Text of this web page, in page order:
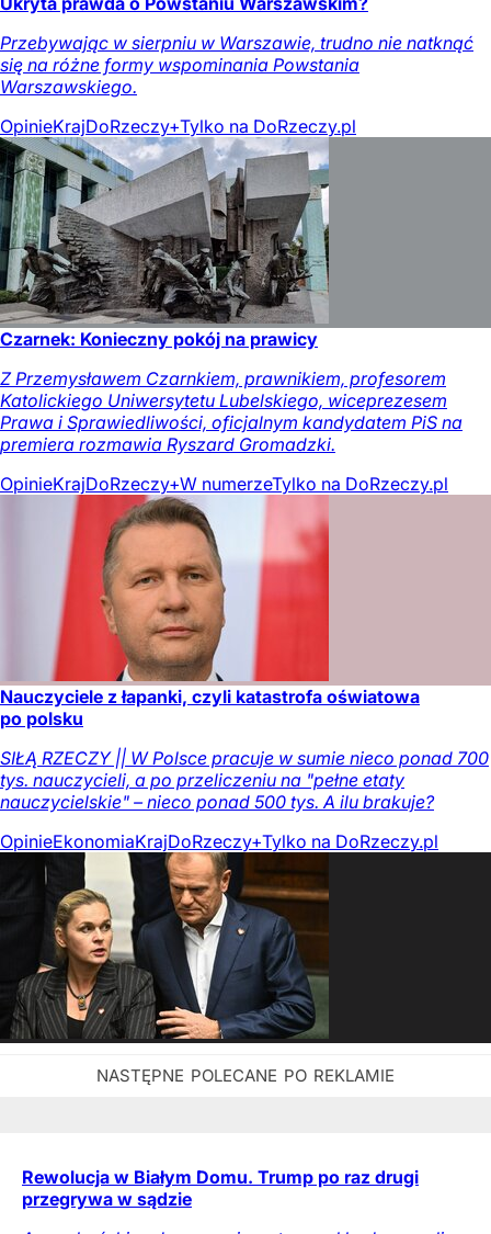
Przebywając w sierpniu w Warszawie, trudno nie natknąć
się na różne formy wspominania Powstania
Warszawskiego.
OpinieKrajDoRzeczy+Tylko na DoRzeczy.pl
Czarnek: Konieczny pokój na prawicy
Z Przemysławem Czarnkiem, prawnikiem, profesorem
Katolickiego Uniwersytetu Lubelskiego, wiceprezesem
Prawa i Sprawiedliwości, oficjalnym kandydatem PiS na
premiera rozmawia Ryszard Gromadzki.
OpinieKrajDoRzeczy+W numerzeTylko na DoRzeczy.pl
Nauczyciele z łapanki, czyli katastrofa oświatowa
po polsku
SIŁĄ RZECZY || W Polsce pracuje w sumie nieco ponad 700
tys. nauczycieli, a po przeliczeniu na "pełne etaty
nauczycielskie" – nieco ponad 500 tys. A ilu brakuje?
OpinieEkonomiaKrajDoRzeczy+Tylko na DoRzeczy.pl
Rewolucja w Białym Domu. Trump po raz drugi
przegrywa w sądzie